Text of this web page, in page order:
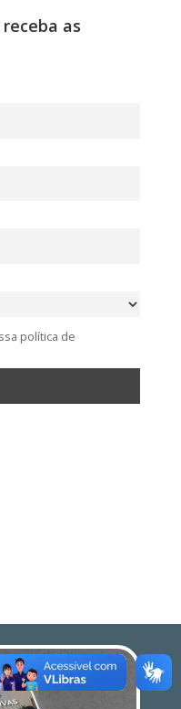
as
política de